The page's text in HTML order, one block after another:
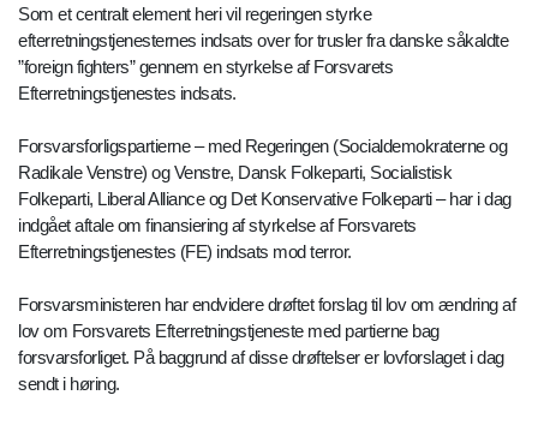
Som et centralt element heri vil regeringen styrke
efterretningstjenesternes indsats over for trusler fra danske såkaldte
”foreign fighters” gennem en styrkelse af Forsvarets
Efterretningstjenestes indsats.
Forsvarsforligspartierne – med Regeringen (Socialdemokraterne og
Radikale Venstre) og Venstre, Dansk Folkeparti, Socialistisk
Folkeparti, Liberal Alliance og Det Konservative Folkeparti – har i dag
indgået aftale om finansiering af styrkelse af Forsvarets
Efterretningstjenestes (FE) indsats mod terror.
Forsvarsministeren har endvidere drøftet forslag til lov om ændring af
lov om Forsvarets Efterretningstjeneste med partierne bag
forsvarsforliget. På baggrund af disse drøftelser er lovforslaget i dag
sendt i høring.